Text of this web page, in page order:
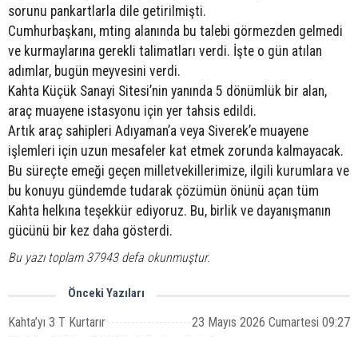
sorunu pankartlarla dile getirilmişti.
Cumhurbaşkanı, mting alanında bu talebi görmezden gelmedi
ve kurmaylarına gerekli talimatları verdi. İşte o gün atılan
adımlar, bugün meyvesini verdi.
Kahta Küçük Sanayi Sitesi’nin yanında 5 dönümlük bir alan,
araç muayene istasyonu için yer tahsis edildi.
Artık araç sahipleri Adıyaman’a veya Siverek’e muayene
işlemleri için uzun mesafeler kat etmek zorunda kalmayacak.
Bu süreçte emeği geçen milletvekillerimize, ilgili kurumlara ve
bu konuyu gündemde tudarak çözümün önünü açan tüm
Kahta helkına teşekkür ediyoruz. Bu, birlik ve dayanışmanın
gücünü bir kez daha gösterdi.
Bu yazı toplam 37943 defa okunmuştur.
Önceki Yazıları
Kahta’yı 3 T Kurtarır
23 Mayıs 2026 Cumartesi 09:27